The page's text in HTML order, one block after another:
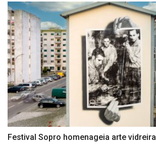
Festival Sopro homenageia arte vidreira